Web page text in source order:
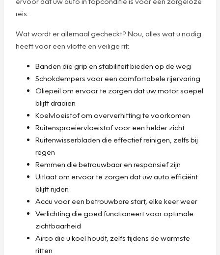
reis.
Wat wordt er allemaal gecheckt? Nou, alles wat u nodig
heeft voor een vlotte en veilige rit:
Banden die grip en stabiliteit bieden op de weg
Schokdempers voor een comfortabele rijervaring
Oliepeil om ervoor te zorgen dat uw motor soepel
blijft draaien
Koelvloeistof om oververhitting te voorkomen
Ruitensproeiervloeistof voor een helder zicht
Ruitenwisserbladen die effectief reinigen, zelfs bij
regen
Remmen die betrouwbaar en responsief zijn
Uitlaat om ervoor te zorgen dat uw auto efficiënt
blijft rijden
Accu voor een betrouwbare start, elke keer weer
Verlichting die goed functioneert voor optimale
zichtbaarheid
Airco die u koel houdt, zelfs tijdens de warmste
ritten